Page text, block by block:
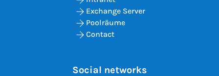
Exchange Server
Poolräume
Contact
Social networks